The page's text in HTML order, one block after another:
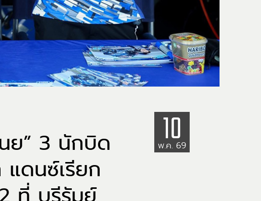
ย” 3 นักบิด
ดนซ์เรียก
10
พ.ค. 69